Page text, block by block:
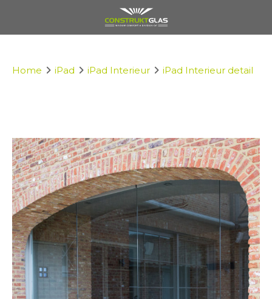
Home iPad iPad Interieur iPad Interieur detail